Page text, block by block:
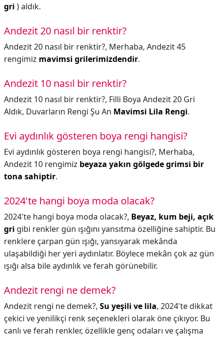
gri ) aldık.
Andezit 20 nasıl bir renktir?
Andezit 20 nasıl bir renktir?, Merhaba, Andezit 45
rengimiz mavimsi grilerimizdendir.
Andezit 10 nasıl bir renktir?
Andezit 10 nasıl bir renktir?, Filli Boya Andezit 20 Gri
Aldık, Duvarların Rengi Şu An Mavimsi Lila Rengi.
Evi aydınlık gösteren boya rengi hangisi?
Evi aydınlık gösteren boya rengi hangisi?, Merhaba,
Andezit 10 rengimiz beyaza yakın gölgede grimsi bir
tona sahiptir.
2024'te hangi boya moda olacak?
2024'te hangi boya moda olacak?, Beyaz, kum beji, açık
gri gibi renkler gün ışığını yansıtma özelliğine sahiptir. Bu
renklere çarpan gün ışığı, yansıyarak mekânda
ulaşabildiği her yeri aydınlatır. Böylece mekân çok az gün
ışığı alsa bile aydınlık ve ferah görünebilir.
Andezit rengi ne demek?
Andezit rengi ne demek?, Su yeşili ve lila, 2024'te dikkat
çekici ve yenilikçi renk seçenekleri olarak öne çıkıyor. Bu
canlı ve ferah renkler, özellikle genç odaları ve çalışma